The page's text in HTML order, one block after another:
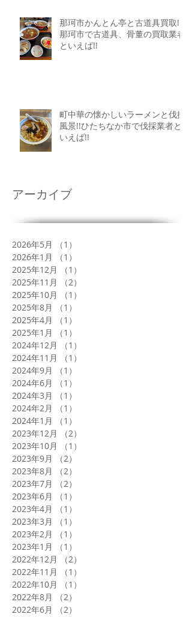
アーカイブ
那珂市かんとん亭と古道具買取!!
那珂市で古道具、骨董の買取業者
といえば!!
町中華の懐かしいラーメンと伐採
風景!!ひたちなか市で伐採業者と
いえば!!
2026年5月 （1）
2026年1月
（1）
2025年12月
（1）
2025年11月
（2）
2025年10月
（1）
2025年8月
（1）
2025年4月
（1）
2025年1月
（1）
2024年12月
（1）
2024年11月
（1）
2024年9月
（1）
2024年6月
（1）
2024年3月
（1）
2024年2月
（1）
2024年1月
（1）
2023年12月
（2）
2023年10月
（1）
2023年9月
（2）
2023年8月
（2）
2023年7月
（2）
2023年6月
（1）
2023年4月
（1）
2023年3月
（1）
2023年2月
（1）
2023年1月
（1）
2022年12月
（2）
2022年11月
（1）
2022年10月
（1）
2022年8月
（2）
2022年6月
（2）